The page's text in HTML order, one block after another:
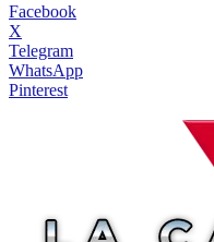
Facebook
X
Telegram
WhatsApp
Pinterest